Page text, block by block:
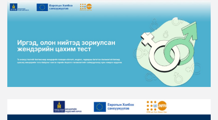
ЖЕНДЭРИЙН ҮНДЭСНИЙ ХОРООНЫ АЖЛЫН АЛБАНЫ
ТӨЛӨӨЛӨЛ ХОТ БАЙГУУЛАЛТ, БАРИЛГА, ОРОН
СУУЦЖУУЛАЛТЫН ЯАМАНД АЖИЛЛАВ
2026-02-16
ЖЕНДЭРИЙН ЭРХ ТЭГШ БАЙДЛЫГ ХАНГАХ ҮЙЛ
АЖИЛЛАГААГ ЭРЧИМЖҮҮЛЭХ САРЫН ХУВААРЬТАЙ
2026-02-16
ТӨЛӨӨЛӨЛ ЗАМ ТЭЭВРИЙН ЯАМАНД АЖИЛЛАВ